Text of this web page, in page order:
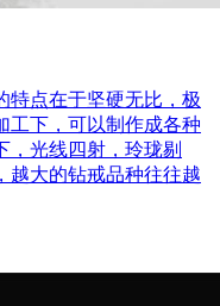
特点在于坚硬无比，极
工下，可以制作成各种
，光线四射，玲珑剔
越大的钻戒品种往往越